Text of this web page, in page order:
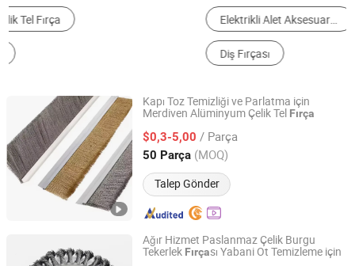
Saç Tarağı ve Fırçası
Kapı Toz Temizliği ve Parlatma için
Merdiven Alüminyum Çelik Tel Fırça
$0,3-5,00 / Parça
50 Parça (MOQ)
Talep Gönder
Anhui Wanze Brush Industry Co., Ltd.
Anhui, China Fiyat 2024
Ağır Hizmet Paslanmaz Çelik Burgu
Tekerlek Fırçası Yabani Ot Temizleme için
Ninghai Frewind Tools Co., Ltd.